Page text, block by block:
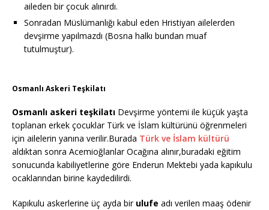
aileden bir çocuk alınırdı.
Sonradan Müslümanlığı kabul eden Hristiyan ailelerden
devşirme yapılmazdı (Bosna halkı bundan muaf
tutulmuştur).
Osmanlı Askeri Teşkilatı
Osmanlı askeri teşkilatı Devşirme yöntemi ile küçük yaşta
toplanan erkek çocuklar Türk ve İslam kültürünü öğrenmeleri
için ailelerin yanına verilir.Burada Türk ve İslam kültürü
aldıktan sonra Acemioğlanlar Ocağına alınır,buradaki eğitim
sonucunda kabiliyetlerine göre Enderun Mektebi yada kapıkulu
ocaklarından birine kaydedilirdi.
Kapıkulu askerlerine üç ayda bir ulufe adı verilen maaş ödenir